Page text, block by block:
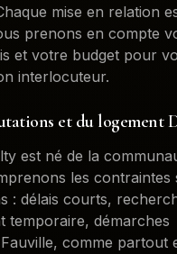
mise en relation
prenons en compte
et votre budget pour
interlocuteur.
et du logement
est né de la
les contraintes
: délais courts,
temporaire, démarches
Fauville, comme partout